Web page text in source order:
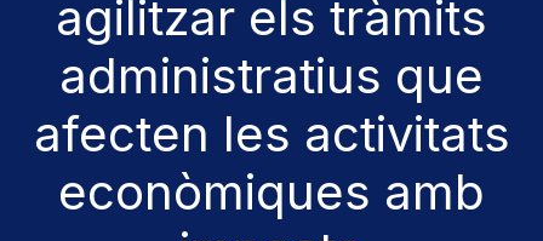
agilitzar els tràmits
administratius que
afecten les activitats
econòmiques amb